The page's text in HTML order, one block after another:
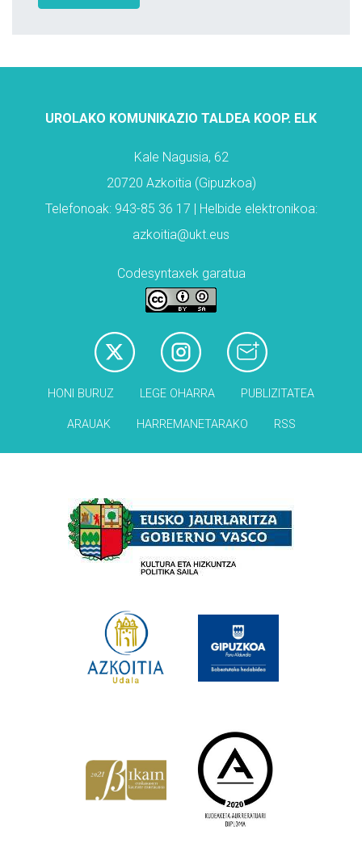
UROLAKO KOMUNIKAZIO TALDEA KOOP. ELK
Kale Nagusia, 62
20720 Azkoitia (Gipuzkoa)
Telefonoak: 943-85 36 17 | Helbide elektronikoa:
azkoitia@ukt.eus
Codesyntaxek garatua
HONI BURUZ LEGE OHARRA PUBLIZITATEA
ARAUAK HARREMANETARAKO RSS